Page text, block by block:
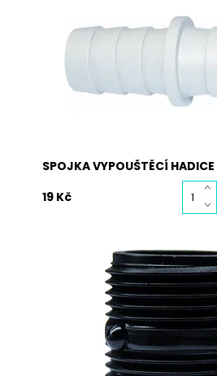
Dostupnost:
Skladem
2008V
SPOJKA VYPOUŠTĚCÍ HADICE
19 Kč
Pevná plastová spojka s
napouštěcí hadice k pračkám
Průměr hadic: 3/4"
Dostupnost:
Skladem
2008N